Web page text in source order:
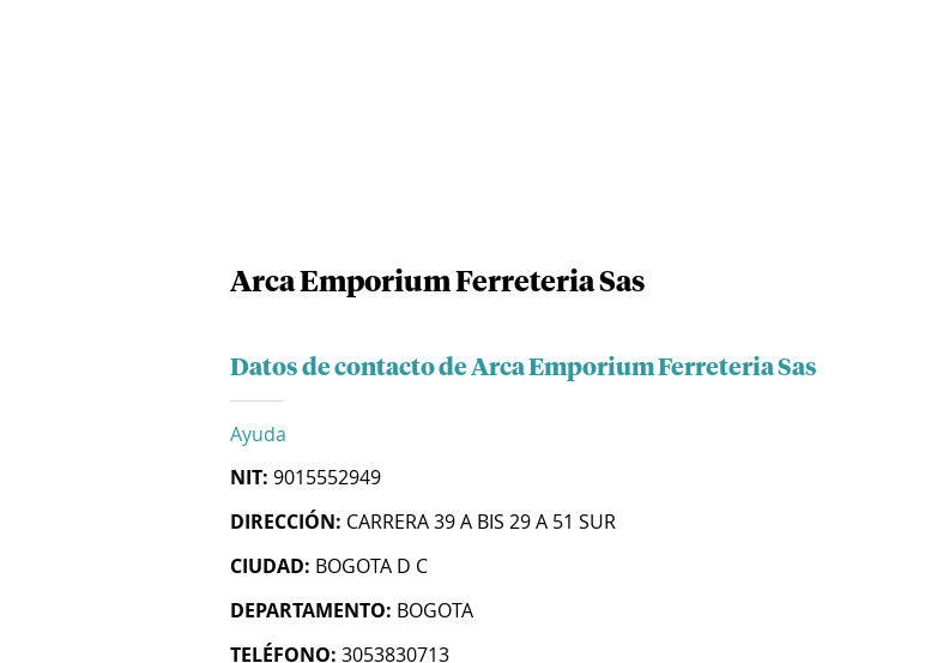
Arca Emporium Ferreteria Sas
Datos de contacto de Arca Emporium Ferreteria Sas
Ayuda
NIT: 9015552949
DIRECCIÓN: CARRERA 39 A BIS 29 A 51 SUR
CIUDAD: BOGOTA D C
DEPARTAMENTO: BOGOTA
TELÉFONO: 3053830713